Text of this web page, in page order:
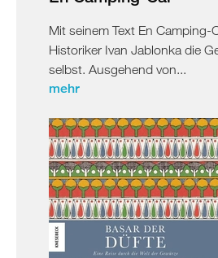
Mit seinem Text En Camping-
Historiker Ivan Jablonka die
selbst. Ausgehend von...
mehr